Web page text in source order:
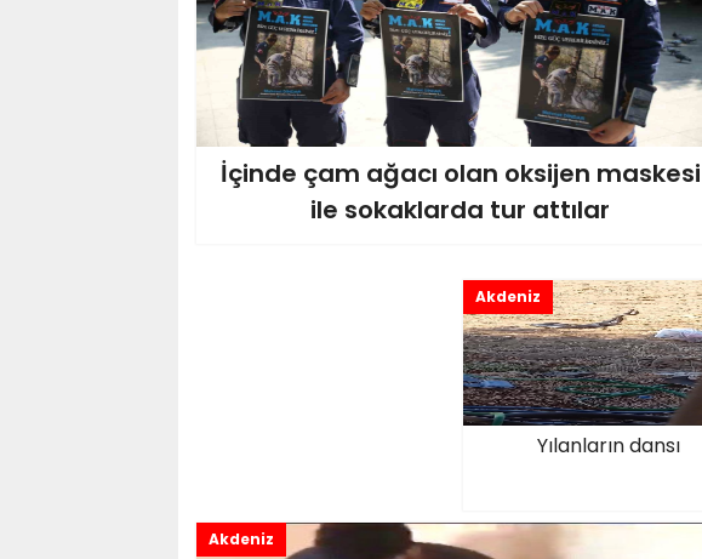
İçinde çam ağacı olan oksijen maskesi
ile sokaklarda tur attılar
Akdeniz
Yılanların dansı
Akdeniz